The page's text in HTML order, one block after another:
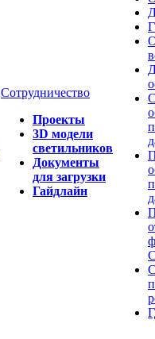
Сотрудничество
Проекты
3D модели
светильников
Документы
для загрузки
Гайдлайн